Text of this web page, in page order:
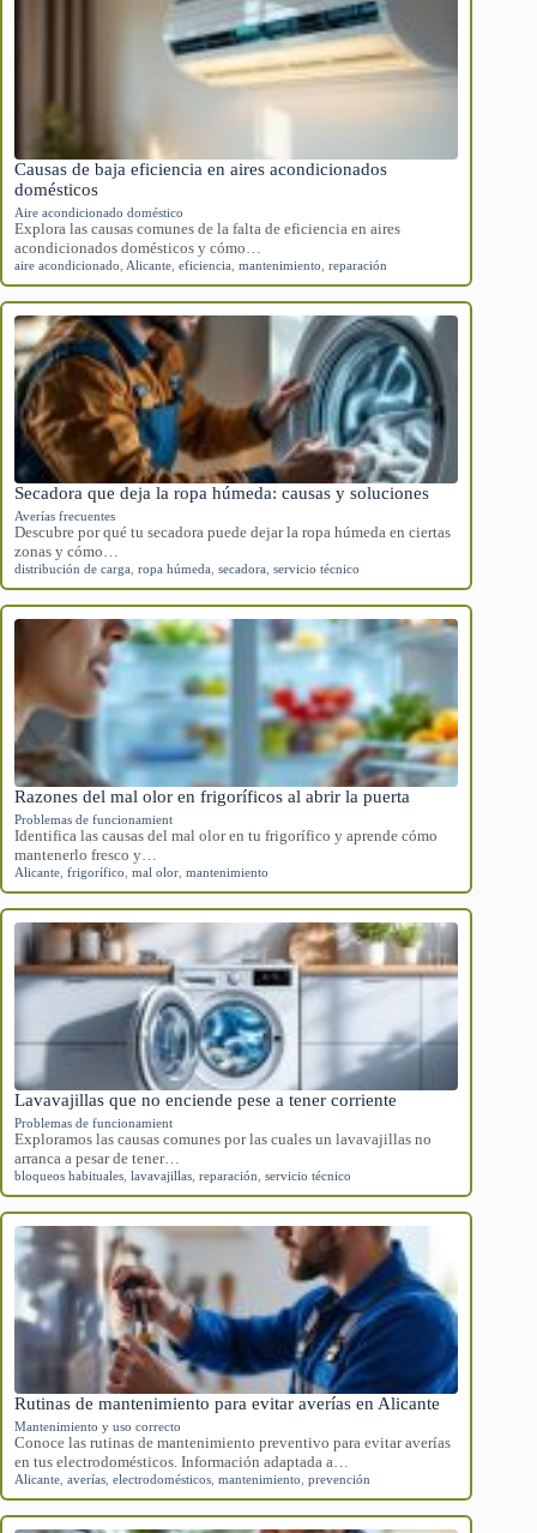
Causas de baja eficiencia en aires acondicionados
domésticos
Aire acondicionado doméstico
Explora las causas comunes de la falta de eficiencia en aires
acondicionados domésticos y cómo…
aire acondicionado Alicante eficiencia mantenimiento reparación
Secadora que deja la ropa húmeda: causas y soluciones
Averías frecuentes
Descubre por qué tu secadora puede dejar la ropa húmeda en ciertas
zonas y cómo…
distribución de carga ropa húmeda secadora servicio técnico
Razones del mal olor en frigoríficos al abrir la puerta
Problemas de funcionamient
Identifica las causas del mal olor en tu frigorífico y aprende cómo
mantenerlo fresco y…
Alicante frigorífico mal olor mantenimiento
Lavavajillas que no enciende pese a tener corriente
Problemas de funcionamient
Exploramos las causas comunes por las cuales un lavavajillas no
arranca a pesar de tener…
bloqueos habituales lavavajillas reparación servicio técnico
Rutinas de mantenimiento para evitar averías en Alicante
Mantenimiento y uso correcto
Conoce las rutinas de mantenimiento preventivo para evitar averías
en tus electrodomésticos. Información adaptada a…
Alicante averías electrodomésticos mantenimiento prevención